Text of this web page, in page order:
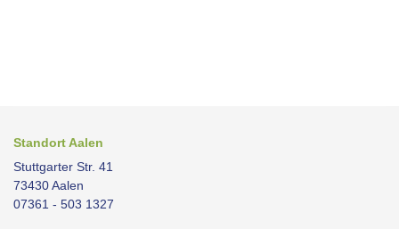
Standort Aalen
Stuttgarter Str. 41
73430 Aalen
07361 - 503 1327